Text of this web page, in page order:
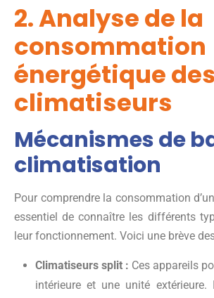
2. Analyse de la
consommation
énergétique des
climatiseurs
Mécanismes de
climatisation
Pour comprendre la consommation
essentiel de connaître les différents
leur fonctionnement. Voici une brève
Climatiseurs split : Ces appareils
intérieure et une unité